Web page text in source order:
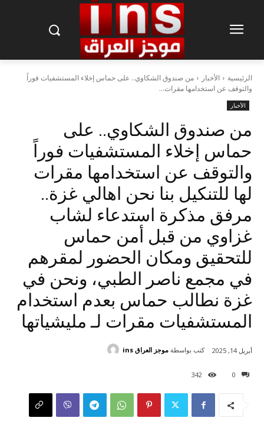
الرئيسية الأخبار
من صندوق الشكاوي.. على حماس إخلاء المستشفيات فوراً
والتوقف عن استخدامها مقرات...
الأخبار
من صندوق الشكاوي.. على
حماس إخلاء المستشفيات فوراً
والتوقف عن استخدامها مقرات
لها للتنكيل بنا نحن اهالي غزة..
مرفق مذكرة استدعاء لشاب
غزاوي من قبل أمن حماس
للتحقيق ومكان الحضور لمقرهم
في مجمع ناصر الطبي، ونحن في
غزة نطالب حماس بعدم استخدام
المستشفيات مقرات لـ مليشياتها
0
342
أبريل 14, 2025 كتب بواسطة موجز العراق ins